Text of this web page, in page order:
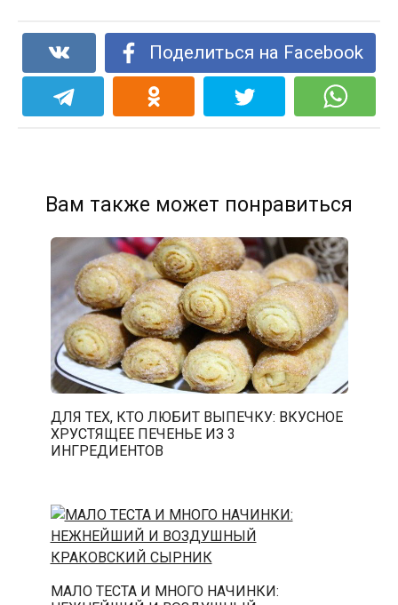
Поделиться на Facebook
Вам также может понравиться
ДЛЯ ТЕХ, КТО ЛЮБИТ ВЫПЕЧКУ: ВКУСНОЕ
ХРУСТЯЩЕЕ ПЕЧЕНЬЕ ИЗ 3
ИНГРЕДИЕНТОВ
МАЛО ТЕСТА И МНОГО НАЧИНКИ: